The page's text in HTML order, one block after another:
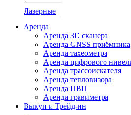
Лазерные
Нивелиры
Теодолиты
Трассоискатели
Неразрушающий
контроль
Аксессуары
Аренда
Аренда 3D сканера
Аренда GNSS приёмника
Аренда тахеометра
Аренда цифрового
Аренда трассоискателя
Аренда тепловизора
Аренда ПВП
Аренда гравиметра
Выкуп и Трейд-ин